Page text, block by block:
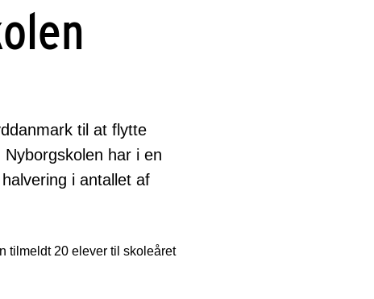
til at flytte
har i en
i antallet af
tilmeldt 20 elever til skoleåret